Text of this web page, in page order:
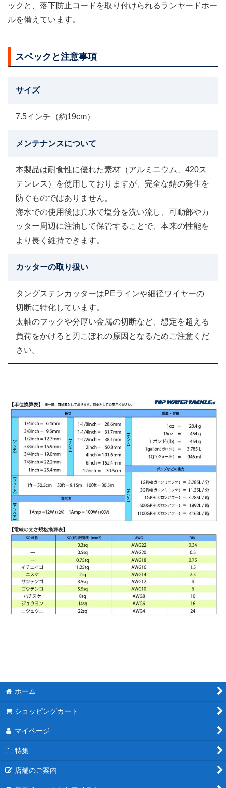
ックと、落下防止コードを取り付けられるランヤードホー
ルを備えています。
スペックと注意事項
サイズ
7.5インチ（約19cm）
メンテナンスについて
本製品は耐食性に優れた素材（アルミニウム、420ス
テンレス）を使用しておりますが、完全な錆の発生を
防ぐものではありません。
海水での使用後は真水で塩分を洗い流し、可動部やカ
ッター周辺に注油して保管することで、本来の性能を
より長く維持できます。
カッターの取り扱い
タングステンカッターはPEラインや細径ワイヤーの
切断に特化しています。
太軸のフックや分厚い金属の切断など、想定を超える
負荷をかけると刃こぼれの原因となるためご注意くだ
さい。
ホーム
ショッピングカート
マイページ
特集
店舗のご案内